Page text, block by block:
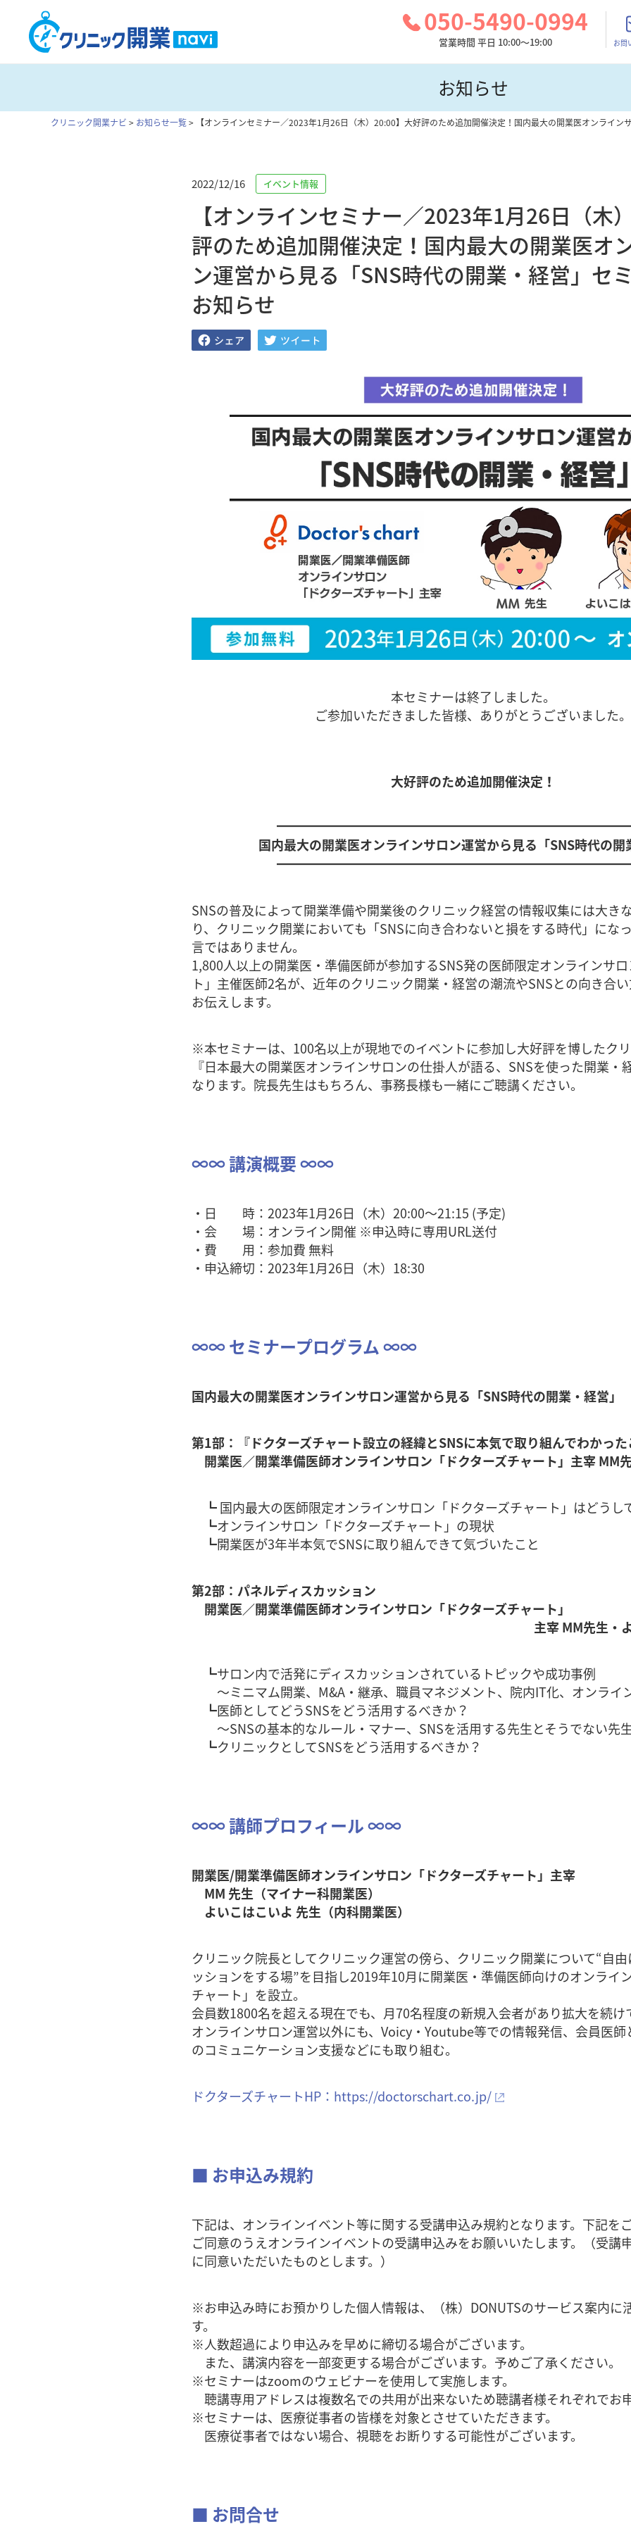
050-5490-0994
営業時間 平日 10:00～19:00 お問
お知らせ
クリニック開業ナビ > お知らせ一覧> 【オンラインセミナー／2023年1月26日（木）20:00】大好評のため追加開催決定！国内最大の開業医オンライ
2022/12/16 イベント情報
【オンラインセミナー／2023年1月26日（木
評のため追加開催決定！国内最大の開業医オ
ン運営から見る「SNS時代の開業・経営」セ
お知らせ
本セミナーは終了しました。
ご参加いただきました皆様、ありがとうございました。
大好評のため追加開催決定！
国内最大の開業医オンラインサロン運営から見る「SNS時代の開
SNSの普及によって開業準備や開業後のクリニック経営の情報収集には大き
り、クリニック開業においても「SNSに向き合わないと損をする時代」にな
言ではありません。
1,800人以上の開業医・準備医師が参加するSNS発の医師限定オンラインサ
ト」主催医師2名が、近年のクリニック開業・経営の潮流やSNSとの向き合
お伝えします。
※本セミナーは、100名以上が現地でのイベントに参加し大好評を博したク
『日本最大の開業医オンラインサロンの仕掛人が語る、SNSを使った開業・
なります。院長先生はもちろん、事務長様も一緒にご聴講ください。
∞∞ 講演概要 ∞∞
・日 時：2023年1月26日（木）20:00～21:15 (予定)
・会 場：オンライン開催 ※申込時に専用URL送付
・費 用：参加費 無料
・申込締切：2023年1月26日（木）18:30
∞∞ セミナープログラム ∞∞
国内最大の開業医オンラインサロン運営から見る「SNS時代の開業・経営」
第1部：『ドクターズチャート設立の経緯とSNSに本気で取り組んでわかっ
開業医／開業準備医師オンラインサロン「ドクターズチャート」主宰 MM
┗ 国内最大の医師限定オンラインサロン「ドクターズチャート」はどうし
┗オンラインサロン「ドクターズチャート」の現状
┗開業医が3年半本気でSNSに取り組んできて気づいたこと
第2部：パネルディスカッション
開業医／開業準備医師オンラインサロン「ドクターズチャート」
主宰 MM先生・よいこはこ
┗サロン内で活発にディスカッションされているトピックや成功事例
〜ミニマム開業、M&A・継承、職員マネジメント、院内IT化、オンライ
┗医師としてどうSNSをどう活用するべきか？
〜SNSの基本的なルール・マナー、SNSを活用する先生とそうでない先
┗クリニックとしてSNSをどう活用するべきか？
∞∞ 講師プロフィール ∞∞
開業医/開業準備医師オンラインサロン「ドクターズチャート」主宰
MM 先生（マイナー科開業医）
よいこはこいよ 先生（内科開業医）
クリニック院長としてクリニック運営の傍ら、クリニック開業について“自
ッションをする場”を目指し2019年10月に開業医・準備医師向けのオンライ
チャート」を設立。
会員数1800名を超える現在でも、月70名程度の新規入会者があり拡大を続け
オンラインサロン運営以外にも、Voicy・Youtube等での情報発信、会員医
のコミュニケーション支援などにも取り組む。
ドクターズチャートHP：https://doctorschart.co.jp/
■ お申込み規約
下記は、オンラインイベント等に関する受講申込み規約となります。下記を
ご同意のうえオンラインイベントの受講申込みをお願いいたします。（受講
に同意いただいたものとします。）
※お申込み時にお預かりした個人情報は、（株）DONUTSのサービス案内に
す。
※人数超過により申込みを早めに締切る場合がございます。
また、講演内容を一部変更する場合がございます。予めご了承ください。
※セミナーはzoomのウェビナーを使用して実施します。
聴講専用アドレスは複数名での共用が出来ないため聴講者様それぞれでお
※セミナーは、医療従事者の皆様を対象とさせていただきます。
医療従事者ではない場合、視聴をお断りする可能性がございます。
■ お問合せ